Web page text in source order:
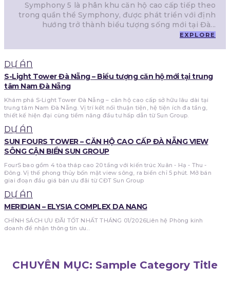
Symphony 5 là phân khu căn hộ cao cấp tiếp theo
trong quần thể Symphony, được phát triển với định
hướng trở thành biểu tượng sống mới tại Đà...
EXPLORE
DỰ ÁN
S-Light Tower Đà Nẵng – Biểu tượng căn hộ mới tại trung
tâm Nam Đà Nẵng
Khám phá S-Light Tower Đà Nẵng – căn hộ cao cấp sở hữu lâu dài tại
trung tâm Nam Đà Nẵng. Vị trí kết nối thuận tiện, hệ tiện ích đa tầng,
thiết kế hiện đại cùng tiềm năng đầu tư hấp dẫn từ Sun Group.
DỰ ÁN
SUN FOURS TOWER – CĂN HỘ CAO CẤP ĐÀ NẴNG VIEW
SÔNG CẬN BIỂN SUN GROUP
FourS bao gồm 4 tòa tháp cao 20 tầng với kiến trúc Xuân - Hạ - Thu -
Đông. Vị thế phong thủy bốn mặt view sông, ra biển chỉ 5 phút. Mở bán
giai đoạn đầu giá bán ưu đãi từ CĐT Sun Group
DỰ ÁN
MERIDIAN – ELYSIA COMPLEX DA NANG
CHÍNH SÁCH ƯU ĐÃI TỐT NHẤT THÁNG 01/2026Liên hệ Phòng kinh
doanh để nhận thông tin ưu...
CHUYÊN MỤC: Sample Category Title